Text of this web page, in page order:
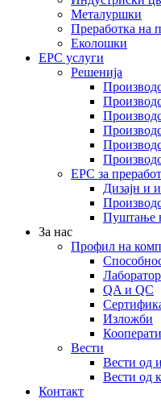
Металуршки
Преработка на
Еколошки
EPC услуги
Решенија
EPC за
Дизајн и
Пуштање
За нас
Профил на
QA и QC
Изложби
Вести
Вести од
Вести од
Контакт